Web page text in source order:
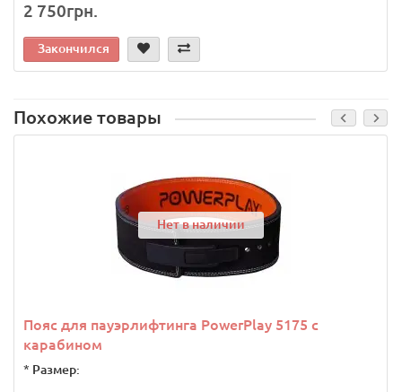
2 750грн.
Закончился
Похожие товары
Нет в наличии
Пояс для пауэрлифтинга PowerPlay 5175 с
карабином
* Размер: